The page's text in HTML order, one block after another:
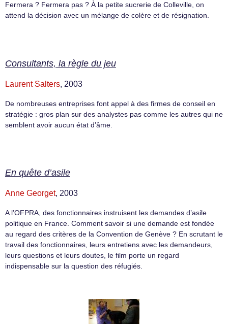
Fermera ? Fermera pas ? À la petite sucrerie de Colleville, on
attend la décision avec un mélange de colère et de résignation.
Consultants, la règle du jeu
Laurent Salters, 2003
De nombreuses entreprises font appel à des firmes de conseil en
stratégie : gros plan sur des analystes pas comme les autres qui ne
semblent avoir aucun état d’âme.
En quête d’asile
Anne Georget, 2003
A l’OFPRA, des fonctionnaires instruisent les demandes d’asile
politique en France. Comment savoir si une demande est fondée
au regard des critères de la Convention de Genève ? En scrutant le
travail des fonctionnaires, leurs entretiens avec les demandeurs,
leurs questions et leurs doutes, le film porte un regard
indispensable sur la question des réfugiés.